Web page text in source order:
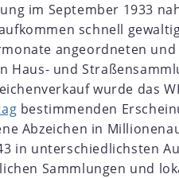
im September 1933
schnell
angeordneten
Haus- und
wurde das
bestimmenden
Abzeichen in
in unterschiedlichsten
Sammlungen und
1926 1927 1928